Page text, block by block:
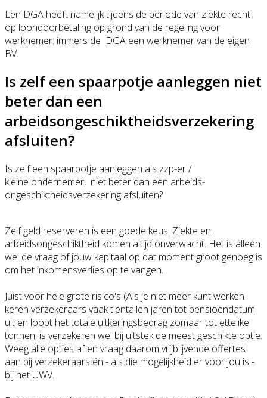
Een DGA heeft namelijk tijdens de periode van ziekte recht
op loondoorbetaling op grond van de regeling voor
werknemer: immers de DGA een werknemer van de eigen
BV.
Is zelf een spaarpotje aanleggen niet
beter dan een
arbeidsongeschiktheidsverzekering
afsluiten?
Is zelf een spaarpotje aanleggen als zzp-er /
kleine ondernemer, niet beter dan een arbeids-
ongeschiktheidsverzekering afsluiten?
Zelf geld reserveren is een goede keus. Ziekte en
arbeidsongeschiktheid komen altijd onverwacht. Het is alleen
wel de vraag of jouw kapitaal op dat moment groot genoeg is
om het inkomensverlies op te vangen.
Juist voor hele grote risico's (Als je niet meer kunt werken
keren verzekeraars vaak tientallen jaren tot pensioendatum
uit en loopt het totale uitkeringsbedrag zomaar tot ettelike
tonnen, is verzekeren wel bij uitstek de meest geschikte optie.
Weeg alle opties af en vraag daarom vrijblijvende offertes
aan bij verzekeraars én - als die mogelijkheid er voor jou is -
bij het UWV.